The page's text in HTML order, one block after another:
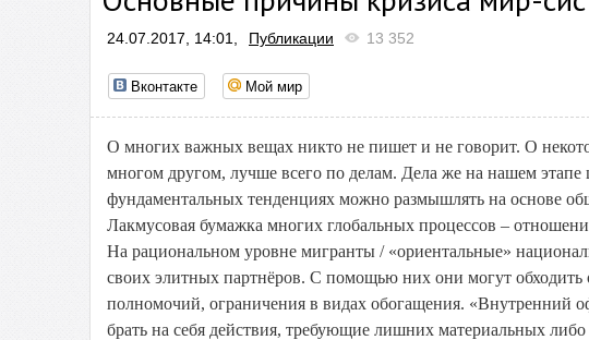
24.07.2017, 14:01, Публикации 13 352
Вконтакте Мой мир
О многих важных вещах никто не пишет и не говорит. О
многом другом, лучше всего по делам. Дела же на нашем
фундаментальных тенденциях можно размышлять на основе
Лакмусовая бумажка многих глобальных процессов –
На рациональном уровне мигранты / «ориентальные»
своих элитных партнёров. С помощью них они могут обходить
полномочий, ограничения в видах обогащения. «Внутренний
брать на себя действия, требующие лишних материальных